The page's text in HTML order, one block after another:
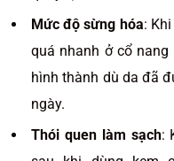
Mức độ sừng hóa:
quá nhanh ở cổ nang
hình thành dù da đã
ngày.
Thói quen làm sạch: